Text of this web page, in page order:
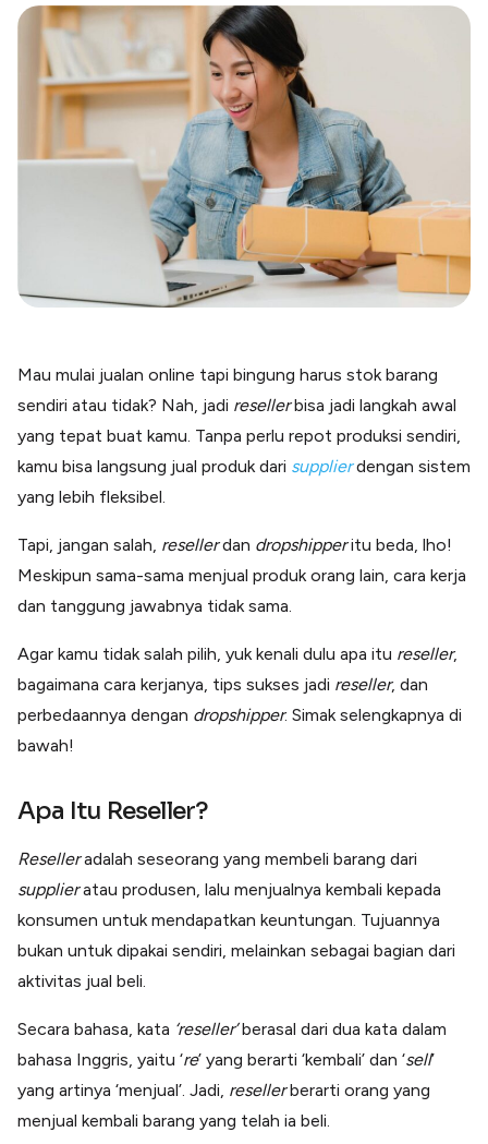
Paper XB
Bayar luar negeri pakai kartu kredit
Kartu Kredit Bisnis
Paper Card
Satu kartu untuk bisnis & personal
Paper Horizon
Kartu korporat expense terlengkap
Solusi Industri
Food & Beverages
Health & Beauty
Terima Pembayaran Instan Dan CC
Lainnya
Integrasi sistem bisnis dengan API
Software Akuntansi
Blog
Kumpulan tips dan informasi bisnis
Mau mulai jualan online tapi bingung harus stok barang
sendiri atau tidak? Nah, jadi resellerbisa jadi langkah awal
yang tepat buat kamu. Tanpa perlu repot produksi sendiri,
kamu bisa langsung jual produk dari supplierdengan sistem
yang lebih fleksibel.
Tapi, jangan salah, resellerdan dropshipperitu beda, lho!
Meskipun sama-sama menjual produk orang lain, cara kerja
dan tanggung jawabnya tidak sama.
Agar kamu tidak salah pilih, yuk kenali dulu apa itu reseller,
bagaimana cara kerjanya, tips sukses jadi reseller, dan
perbedaannya dengan dropshipper. Simak selengkapnya di
bawah!
Apa Itu Reseller?
Reselleradalah seseorang yang membeli barang dari
supplieratau produsen, lalu menjualnya kembali kepada
konsumen untuk mendapatkan keuntungan. Tujuannya
bukan untuk dipakai sendiri, melainkan sebagai bagian dari
aktivitas jual beli.
Secara bahasa, kata ‘reseller’berasal dari dua kata dalam
bahasa Inggris, yaitu ‘re’ yang berarti ‘kembali’ dan ‘sell’
yang artinya ‘menjual’. Jadi, resellerberarti orang yang
menjual kembali barang yang telah ia beli.